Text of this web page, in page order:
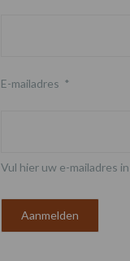
E-mailadres *
Vul hier uw e-mailadres in